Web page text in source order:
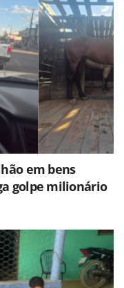
em bens
golpe milionário